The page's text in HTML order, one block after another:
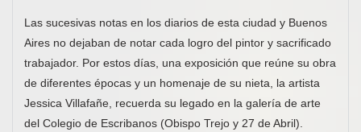
Las sucesivas notas en los diarios de esta ciudad y Buenos
Aires no dejaban de notar cada logro del pintor y sacrificado
trabajador. Por estos días, una exposición que reúne su obra
de diferentes épocas y un homenaje de su nieta, la artista
Jessica Villafañe, recuerda su legado en la galería de arte
del Colegio de Escribanos (Obispo Trejo y 27 de Abril).